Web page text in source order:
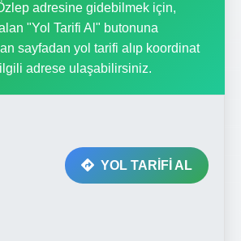
adresine gidebilmek için,
"Yol Tarifi Al" butonuna
sayfadan yol tarifi alıp koordinat
adrese ulaşabilirsiniz.
YOL TARİFİ AL